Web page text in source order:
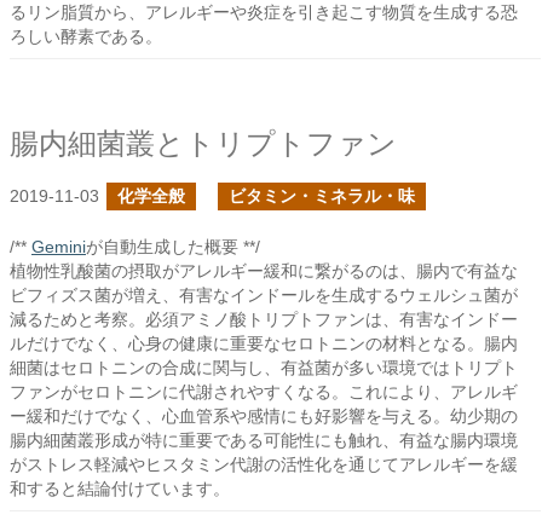
るリン脂質から、アレルギーや炎症を引き起こす物質を生成する恐
ろしい酵素である。
腸内細菌叢とトリプトファン
2019-11-03 化学全般 ビタミン・ミネラル・味
/** Geminiが自動生成した概要 **/
植物性乳酸菌の摂取がアレルギー緩和に繋がるのは、腸内で有益な
ビフィズス菌が増え、有害なインドールを生成するウェルシュ菌が
減るためと考察。必須アミノ酸トリプトファンは、有害なインドー
ルだけでなく、心身の健康に重要なセロトニンの材料となる。腸内
細菌はセロトニンの合成に関与し、有益菌が多い環境ではトリプト
ファンがセロトニンに代謝されやすくなる。これにより、アレルギ
ー緩和だけでなく、心血管系や感情にも好影響を与える。幼少期の
腸内細菌叢形成が特に重要である可能性にも触れ、有益な腸内環境
がストレス軽減やヒスタミン代謝の活性化を通じてアレルギーを緩
和すると結論付けています。